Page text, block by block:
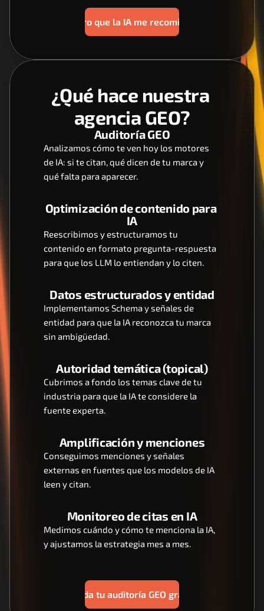
Quiero que la IA me recomiende
¿Qué hace nuestra
agencia GEO?
Auditoría GEO
Analizamos cómo te ven hoy los motores
de IA: si te citan, qué dicen de tu marca y
qué falta para aparecer.
Optimización de contenido para
IA
Reescribimos y estructuramos tu
contenido en formato pregunta-respuesta
para que los LLM lo entiendan y lo citen.
Datos estructurados y entidad
Implementamos Schema y señales de
entidad para que la IA reconozca tu marca
sin ambigüedad.
Autoridad temática (topical)
Cubrimos a fondo los temas clave de tu
industria para que la IA te considere la
fuente experta.
Amplificación y menciones
Conseguimos menciones y señales
externas en fuentes que los modelos de IA
leen y citan.
Monitoreo de citas en IA
Medimos cuándo y cómo te menciona la IA,
y ajustamos la estrategia mes a mes.
Agenda tu auditoría GEO gratuita